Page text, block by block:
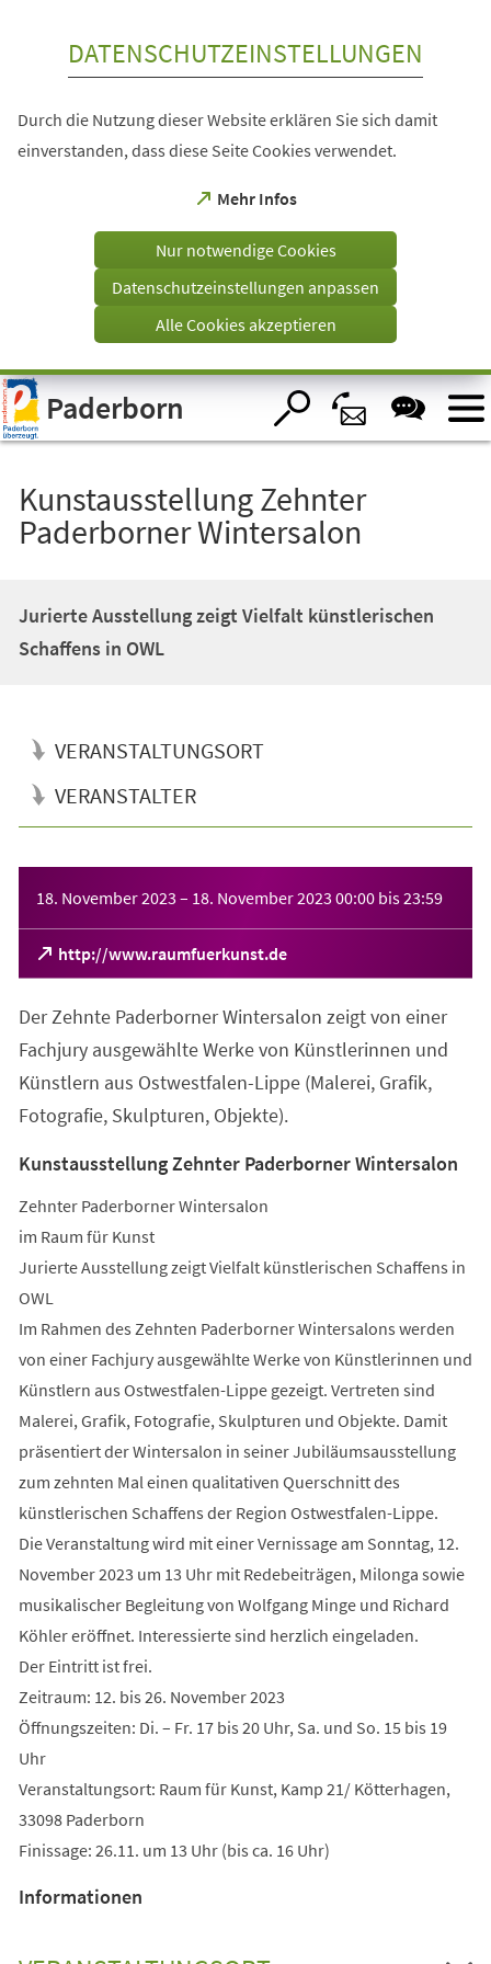
Visuelle
Assistenzsoftware
öffnen.
DATENSCHUTZEINSTELLUNGEN
Durch die Nutzung dieser Website erklären Sie sich damit
einverstanden, dass diese Seite Cookies verwendet.
Mehr Infos
(Öffnet
einem
Tab)
Nur notwendige Cookies
Datenschutzeinstellungen anpassen
Alle Cookies akzeptieren
Paderborn
Kunstausstellung Zehnter
Paderborner Wintersalon
Jurierte Ausstellung zeigt Vielfalt künstlerischen
Schaffens in OWL
VERANSTALTUNGSORT
VERANSTALTER
18. November 2023 – 18. November 2023 00:00 bis23:59
http://www.raumfuerkunst.de
(Öffnet
in
neuen
Tab)
Der Zehnte Paderborner Wintersalon zeigt von einer
Fachjury ausgewählte Werke von Künstlerinnen und
Künstlern aus Ostwestfalen-Lippe (Malerei, Grafik,
Fotografie, Skulpturen, Objekte).
Kunstausstellung Zehnter Paderborner Wintersalon
Zehnter Paderborner Wintersalon
im Raum für Kunst
Jurierte Ausstellung zeigt Vielfalt künstlerischen Schaffens in
OWL
Im Rahmen des Zehnten Paderborner Wintersalons werden
von einer Fachjury ausgewählte Werke von Künstlerinnen und
Künstlern aus Ostwestfalen-Lippe gezeigt. Vertreten sind
Malerei, Grafik, Fotografie, Skulpturen und Objekte. Damit
präsentiert der Wintersalon in seiner Jubiläumsausstellung
zum zehnten Mal einen qualitativen Querschnitt des
künstlerischen Schaffens der Region Ostwestfalen-Lippe.
Die Veranstaltung wird mit einer Vernissage am Sonntag, 12.
November 2023 um 13 Uhr mit Redebeiträgen, Milonga sowie
musikalischer Begleitung von Wolfgang Minge und Richard
Köhler eröffnet. Interessierte sind herzlich eingeladen.
Der Eintritt ist frei.
Zeitraum: 12. bis 26. November 2023
Öffnungszeiten: Di. – Fr. 17 bis 20 Uhr, Sa. und So. 15 bis 19
Uhr
Veranstaltungsort: Raum für Kunst, Kamp 21/ Kötterhagen,
33098 Paderborn
Finissage: 26.11. um 13 Uhr (bis ca. 16 Uhr)
Informationen